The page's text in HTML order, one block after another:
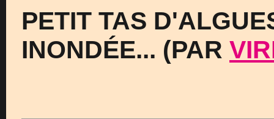
PETIT TAS
INONDÉE... (PAR